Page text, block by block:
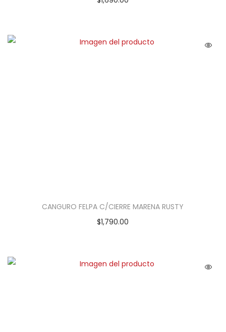
CANGURO FELPA C/CIERRE MARENA RUSTY
$1,790.00